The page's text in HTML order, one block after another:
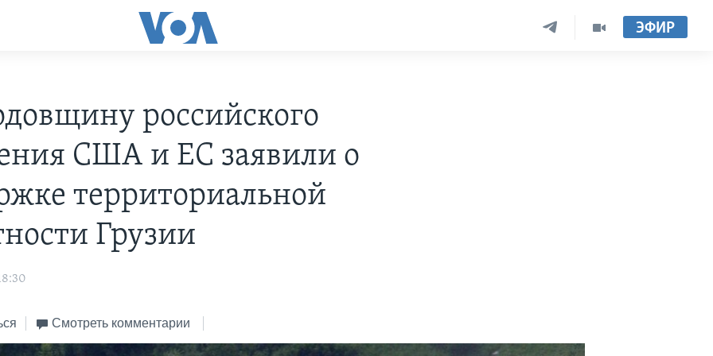
ЭФИР
российского
США и ЕС заявили о
территориальной
Грузии
Смотреть комментарии